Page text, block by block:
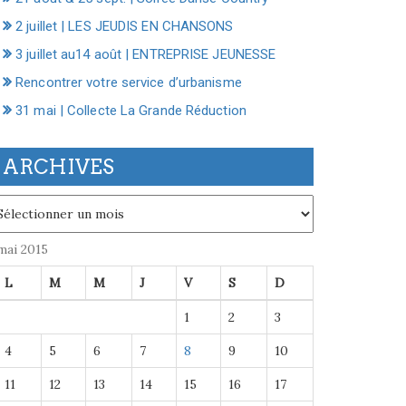
2 juillet | LES JEUDIS EN CHANSONS
3 juillet au14 août | ENTREPRISE JEUNESSE
Rencontrer votre service d’urbanisme
31 mai | Collecte La Grande Réduction
ARCHIVES
2015
L M M J V S D
1 2 3
4 5 6 7 8 9 10
11 12 13 14 15 16 17